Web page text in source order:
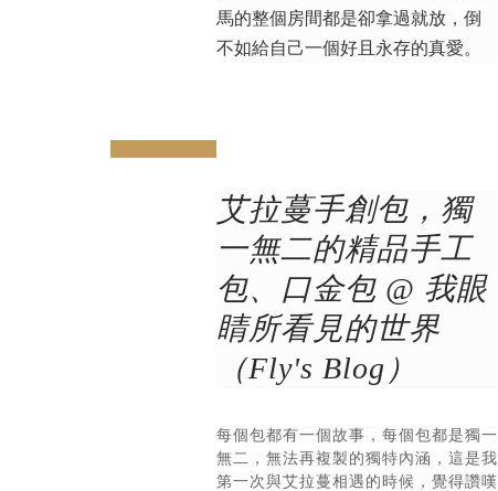
馬的整個房間都是卻拿過就放，倒
不如給自己一個好且永存的真愛。
prev next
艾拉蔓手創包，獨
一無二的精品手工
包、口金包 @ 我眼
睛所看見的世界
（Fly's Blog）
每個包都有一個故事，每個包都是獨一
無二，無法再複製的獨特內涵， 這是我
第一次與艾拉蔓相遇的時候，覺得讚嘆